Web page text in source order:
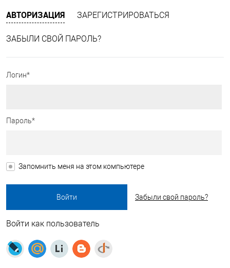
АВТОРИЗАЦИЯ ЗАРЕГИСТРИРОВАТЬСЯ
ЗАБЫЛИ СВОЙ ПАРОЛЬ?
Логин*
Пароль*
Запомнить меня на этом компьютере
Забыли свой пароль?
Войти как пользователь